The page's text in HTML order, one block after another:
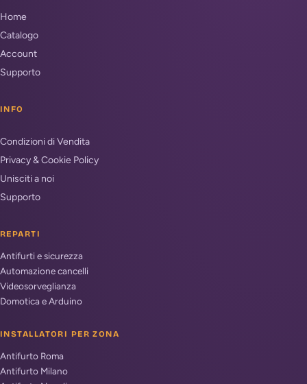
Home
Catalogo
Account
Supporto
INFO
Condizioni di Vendita
Privacy & Cookie Policy
Unisciti a noi
Supporto
REPARTI
Antifurti e sicurezza
Automazione cancelli
Videosorveglianza
Domotica e Arduino
INSTALLATORI PER ZONA
Antifurto Roma
Antifurto Milano